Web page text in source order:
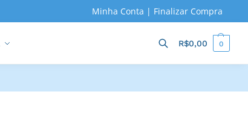
Minha Conta | Finalizar Compra
R$0,00 0